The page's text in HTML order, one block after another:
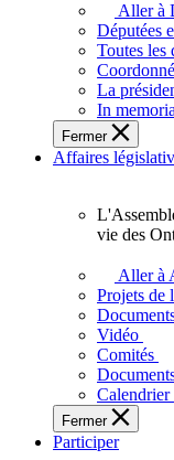
députés
vous
représentent
sein
de
l'Assemblée
législative
l'Ontario.
Aller à
Députées
Toutes les
La
In
Fermer
Affaires
L'Assemblée
adopte
touchent
des
Ontariennes
et
vie des
Aller à
Projets de
Vidéo
Comités
Calendrier
Fermer
Participer